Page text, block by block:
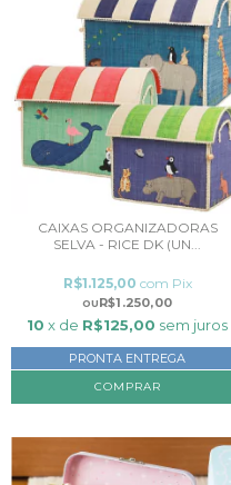
CAIXAS ORGANIZADORAS
SELVA - RICE DK (UN...
R$1.250,00
R$1.125,00 com Pix
10 x de R$125,00 sem juros
PRONTA ENTREGA
COMPRAR